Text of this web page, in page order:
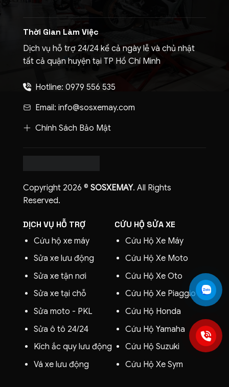
Thời Gian Làm Việc
Dịch vụ hỗ trợ 24/24 kể cả ngày lễ và chủ nhật
tất cả quận huyện tại TP Hồ Chí Minh
Hotline: 0979 556 535
Email: info@sosxemay.com
Chính Sách Bảo Mật
Copyright 2026 © SOSXEMAY. All Rights
Reserved.
DỊCH VỤ HỖ TRỢ
Cứu hộ xe máy
Sửa xe lưu động
Sửa xe tận nơi
Sửa xe tại chỗ
Sửa moto - PKL
Sửa ô tô 24/24
Kích ắc quy lưu động
Vá xe lưu động
CỨU HỘ SỬA XE
Cứu Hộ Xe Máy
Cứu Hộ Xe Moto
Cứu Hộ Xe Oto
Cứu Hộ XePiaggio
Cứu Hộ Honda
Cứu Hộ Yamaha
Cứu Hộ Suzuki
Cứu Hộ Xe Sym